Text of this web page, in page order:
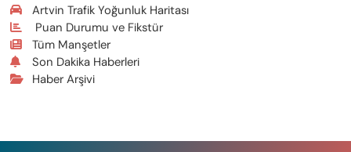
Artvin Trafik Yoğunluk Haritası
Puan Durumu ve Fikstür
Tüm Manşetler
Son Dakika Haberleri
Haber Arşivi